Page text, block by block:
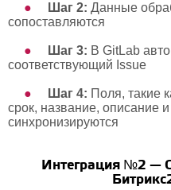
Шаг 2: Данные
сопоставляются
Шаг 3: В GitLab
соответствующий Issue
Шаг 4: Поля, такие
срок, название, описание
синхронизируются
Интеграция №2 —